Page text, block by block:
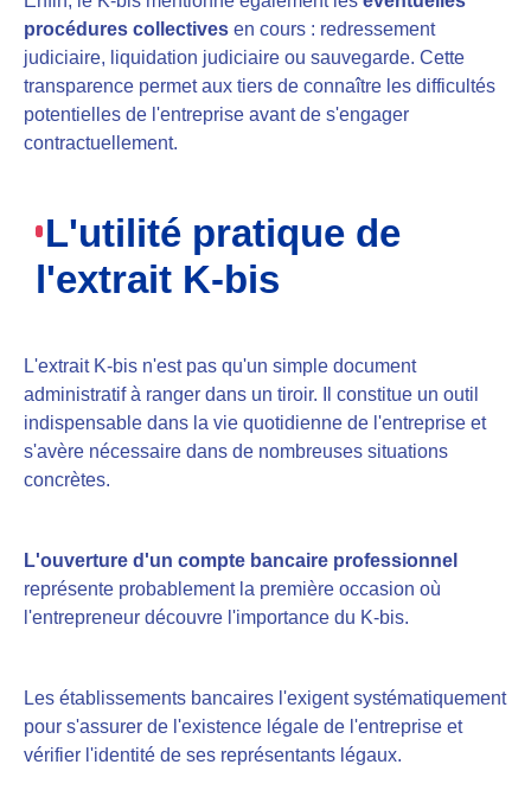
procédures collectives en cours : redressement
judiciaire, liquidation judiciaire ou sauvegarde. Cette
transparence permet aux tiers de connaître les difficultés
potentielles de l'entreprise avant de s'engager
contractuellement.
L'utilité pratique de
l'extrait K-bis
L'extrait K-bis n'est pas qu'un simple document
administratif à ranger dans un tiroir. Il constitue un outil
indispensable dans la vie quotidienne de l'entreprise et
s'avère nécessaire dans de nombreuses situations
concrètes.
L'ouverture d'un compte bancaire professionnel
représente probablement la première occasion où
l'entrepreneur découvre l'importance du K-bis.
Les établissements bancaires l'exigent systématiquement
pour s'assurer de l'existence légale de l'entreprise et
vérifier l'identité de ses représentants légaux.